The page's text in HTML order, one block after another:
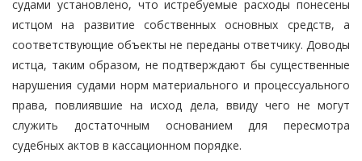
судами установлено, что истребуемые расходы понесены
истцом на развитие собственных основных средств, а
соответствующие объекты не переданы ответчику. Доводы
истца, таким образом, не подтверждают бы существенные
нарушения судами норм материального и процессуального
права, повлиявшие на исход дела, ввиду чего не могут
служить достаточным основанием для пересмотра
судебных актов в кассационном порядке.